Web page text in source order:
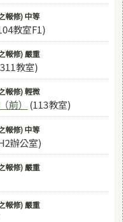
報修) 中等
教室F1)
報修) 嚴重
教室)
報修) 輕微
前） (113教室)
報修) 中等
辦公室)
報修) 嚴重
報修) 嚴重